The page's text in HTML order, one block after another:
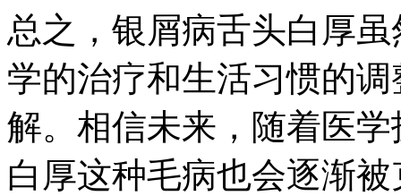
总之，银屑病舌头白厚
学的治疗和生活习惯的
解。相信未来，随着医
白厚这种毛病也会逐渐